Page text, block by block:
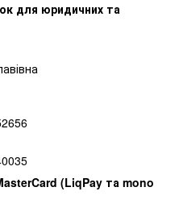
для юридичних та
(LiqPay та mono